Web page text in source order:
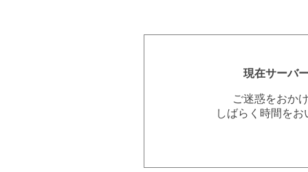
現在サーバ
ご迷惑をおか
しばらく時間を